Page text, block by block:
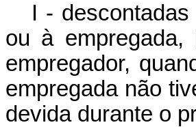
I -
ou à
empregador,
empregada não
devida durante o